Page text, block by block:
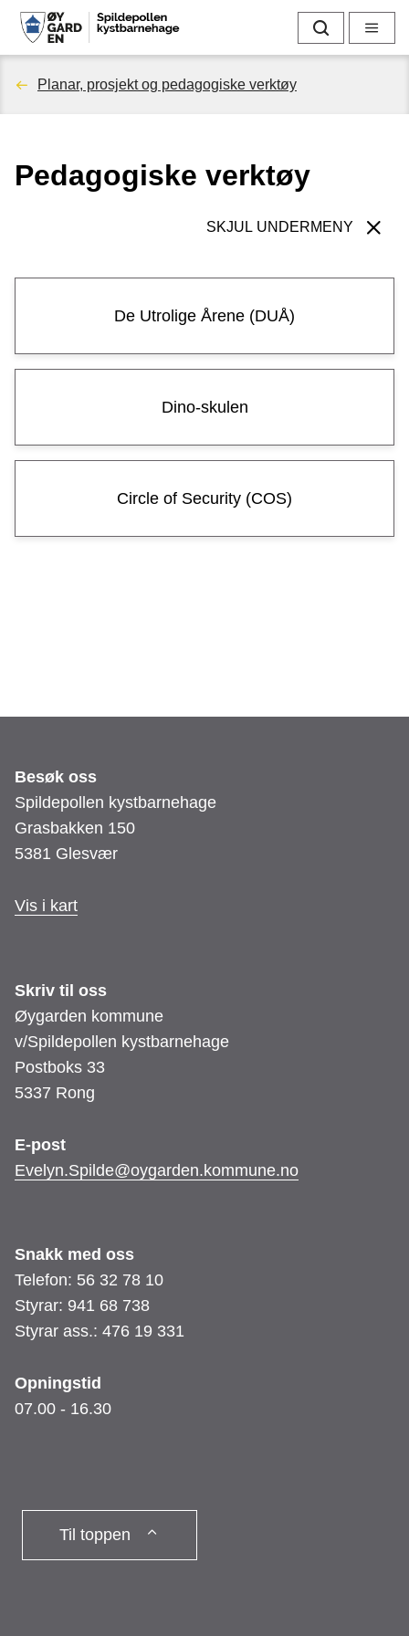
S
p
d
o
l
e
n
k
y
e
Søk Meny
Du
her:
Planar, prosjekt og pedagogiske verktøy
Pedagogiske verktøy
SKJUL UNDERMENY
De Utrolige Årene (DUÅ)
Dino-skulen
Circle of Security (COS)
Besøk oss
Spildepollen kystbarnehage
Grasbakken 150
5381 Glesvær
Vis i kart
Skriv til oss
Øygarden kommune
v/Spildepollen kystbarnehage
Postboks 33
5337 Rong
E-post
Evelyn.Spilde@oygarden.kommune.no
Snakk med oss
Telefon: 56 32 78 10
Styrar: 941 68 738
Styrar ass.: 476 19 331
Opningstid
07.00 - 16.30
Til toppen